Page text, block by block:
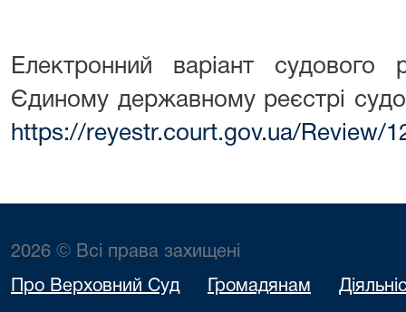
Електронний варіант
Єдиному державному реєстрі
https://reyestr.court.gov.ua/Review/
2026 © Всі права захищені
Про Верховний Суд Громадянам